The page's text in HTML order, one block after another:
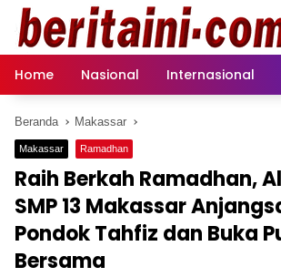
Langsung
konten
Home Nasional Internasional
Beranda Makassar
Makassar Ramadhan
Raih Berkah Ramadhan,
SMP 13 Makassar
Pondok Tahfiz dan Buka
Bersama